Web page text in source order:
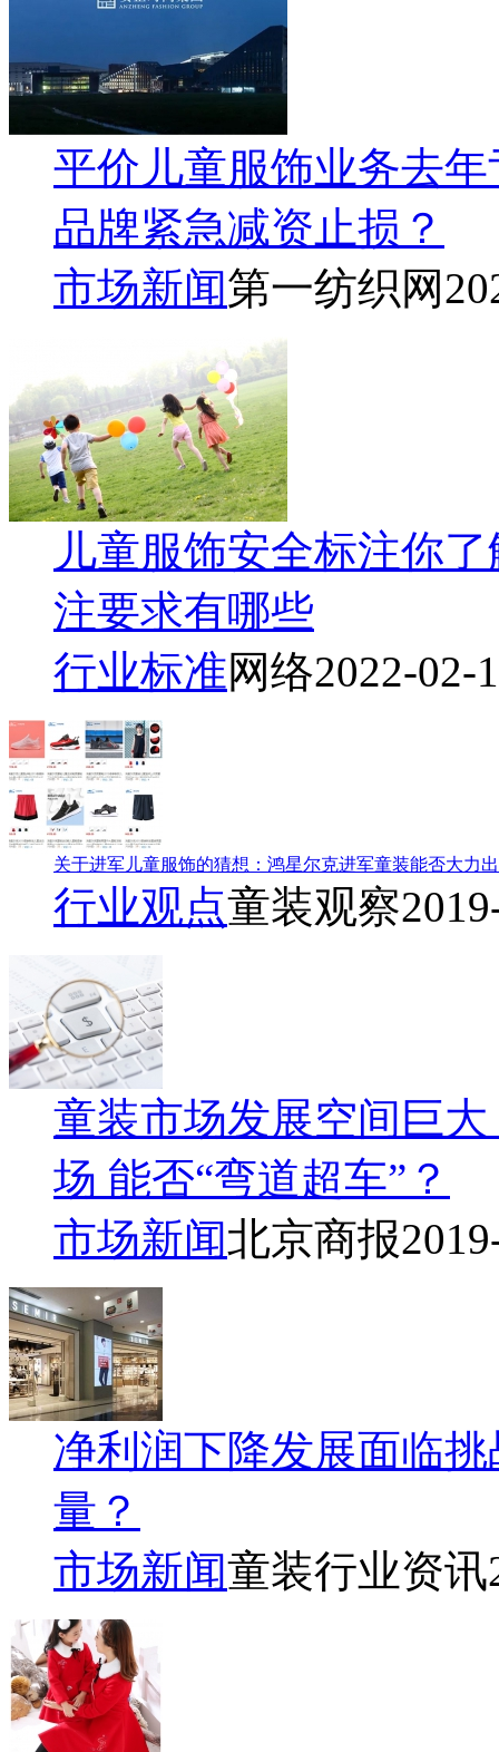
平价儿童服饰业务去
品牌紧急减资止损？
市场新闻第一纺织网
儿童服饰安全标注你
注要求有哪些
行业标准网络2022-02-
关于进军儿童服饰的猜想：鸿星尔克进军童装能否大力
行业观点童装观察
童装市场发展空间巨
场 能否“弯道超车”？
市场新闻北京商报
净利润下降发展面临
量？
市场新闻童装行业资讯